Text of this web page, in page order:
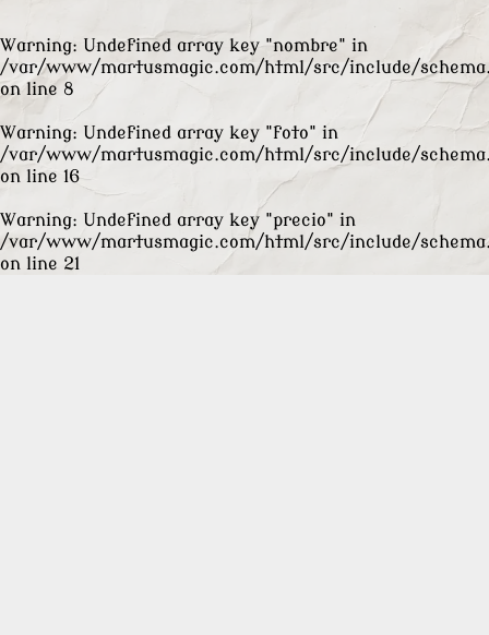
Warning: Undefined array key "nombre" in
/var/www/martusmagic.com/html/src/include/
on line 8
Warning: Undefined array key "foto" in
/var/www/martusmagic.com/html/src/include/
on line 16
Warning: Undefined array key "precio" in
/var/www/martusmagic.com/html/src/include/
on line 21